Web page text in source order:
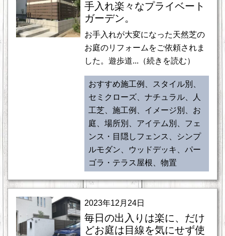
手入れ楽々なプライベート
ガーデン。
お手入れが大変になった天然芝の
お庭のリフォームをご依頼されま
した。遊歩道...（続きを読む）
おすすめ施工例、スタイル別、
セミクローズ、ナチュラル、人
工芝、施工例、イメージ別、お
庭、場所別、アイテム別、フェ
ンス・目隠しフェンス、シンプ
ルモダン、ウッドデッキ、パー
ゴラ・テラス屋根、物置
2023年12月24日
毎日の出入りは楽に、だけ
どお庭は目線を気にせず使